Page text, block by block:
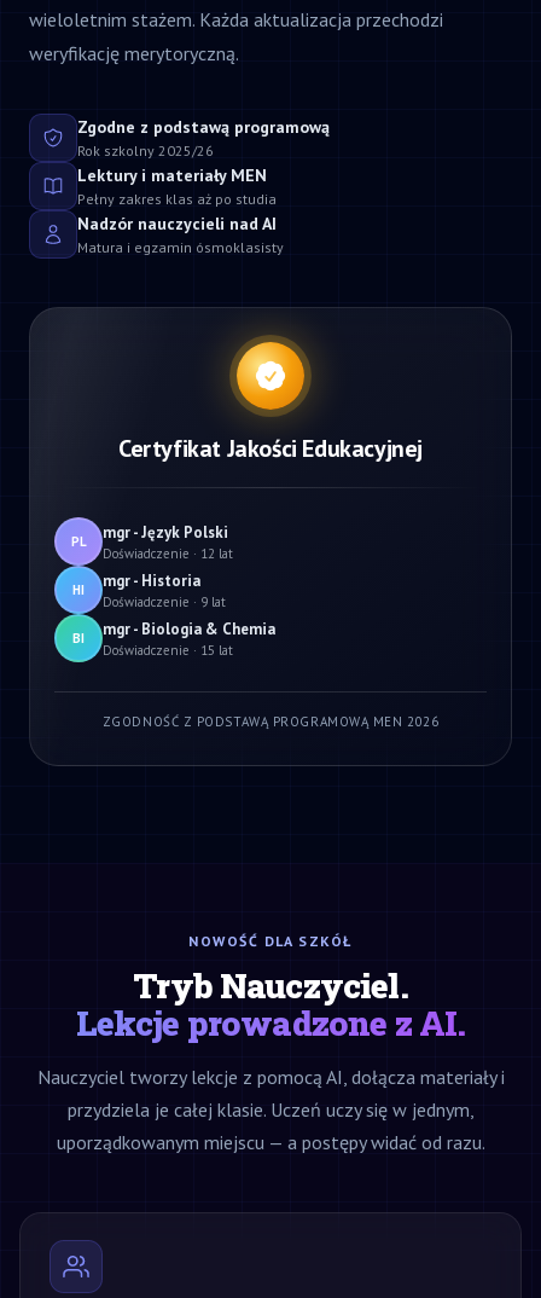
wieloletnim stażem. Każda aktualizacja przechodzi
weryfikację merytoryczną.
Zgodne z podstawą programową
Rok szkolny 2025/26
Lektury i materiały MEN
Pełny zakres klas aż po studia
Nadzór nauczycieli nad AI
Matura i egzamin ósmoklasisty
Certyfikat Jakości Edukacyjnej
PL mgr - Język Polski
Doświadczenie · 12 lat
HI mgr - Historia
Doświadczenie · 9 lat
BI mgr - Biologia & Chemia
Doświadczenie · 15 lat
ZGODNOŚĆ Z PODSTAWĄ PROGRAMOWĄ MEN 2026
NOWOŚĆ DLA SZKÓŁ
Tryb Nauczyciel.
Lekcje prowadzone z AI.
Nauczyciel tworzy lekcje z pomocą AI, dołącza materiały i
przydziela je całej klasie. Uczeń uczy się w jednym,
uporządkowanym miejscu — a postępy widać od razu.